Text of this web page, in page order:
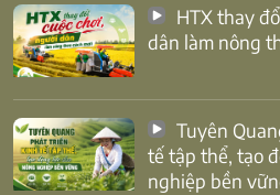
dân làm nông
tế tập thể, tạo
nghiệp bền